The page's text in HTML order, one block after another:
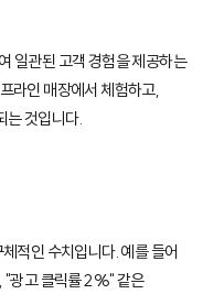
일관된 고객 경험을 제공하는
라인 매장에서 체험하고,
는 것입니다.
적인 수치입니다. 예를 들어
"광고 클릭률 2%" 같은